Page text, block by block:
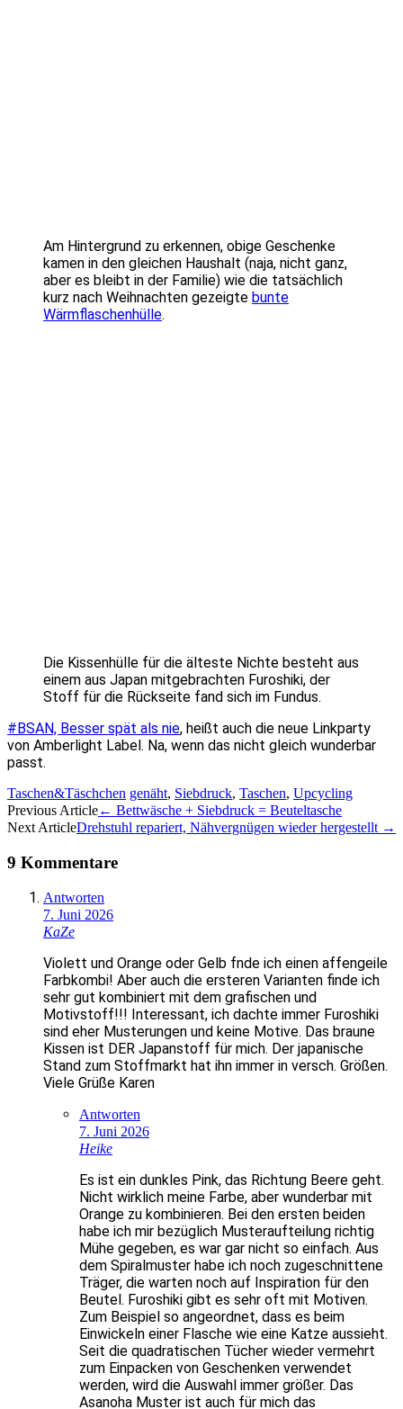
Am Hintergrund zu erkennen, obige Geschenke
kamen in den gleichen Haushalt (naja, nicht ganz,
aber es bleibt in der Familie) wie die tatsächlich
kurz nach Weihnachten gezeigte bunte
Wärmflaschenhülle.
Die Kissenhülle für die älteste Nichte besteht aus
einem aus Japan mitgebrachten Furoshiki, der
Stoff für die Rückseite fand sich im Fundus.
#BSAN, Besser spät als nie, heißt auch die neue Linkparty
von Amberlight Label. Na, wenn das nicht gleich wunderbar
passt.
Taschen&Täschchen genäht, Siebdruck, Taschen, Upcycling
Artikel-
Navigation
Previous Article← Bettwäsche + Siebdruck = Beuteltasche
Next ArticleDrehstuhl repariert, Nähvergnügen wieder hergestellt →
9 Kommentare
Antworten
7. Juni 2026
KaZe
Violett und Orange oder Gelb fnde ich einen affengeile
Farbkombi! Aber auch die ersteren Varianten finde ich
sehr gut kombiniert mit dem grafischen und
Motivstoff!!! Interessant, ich dachte immer Furoshiki
sind eher Musterungen und keine Motive. Das braune
Kissen ist DER Japanstoff für mich. Der japanische
Stand zum Stoffmarkt hat ihn immer in versch. Größen.
Viele Grüße Karen
Antworten
7. Juni 2026
Heike
Es ist ein dunkles Pink, das Richtung Beere geht.
Nicht wirklich meine Farbe, aber wunderbar mit
Orange zu kombinieren. Bei den ersten beiden
habe ich mir bezüglich Musteraufteilung richtig
Mühe gegeben, es war gar nicht so einfach. Aus
dem Spiralmuster habe ich noch zugeschnittene
Träger, die warten noch auf Inspiration für den
Beutel. Furoshiki gibt es sehr oft mit Motiven.
Zum Beispiel so angeordnet, dass es beim
Einwickeln einer Flasche wie eine Katze aussieht.
Seit die quadratischen Tücher wieder vermehrt
zum Einpacken von Geschenken verwendet
werden, wird die Auswahl immer größer. Das
Asanoha Muster ist auch für mich das